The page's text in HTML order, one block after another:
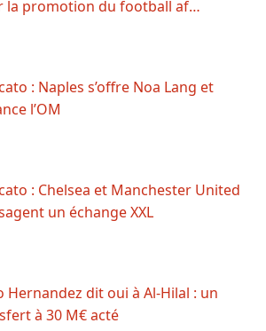
la promotion du football af…
: Naples s’offre Noa Lang et
l’OM
: Chelsea et Manchester United
un échange XXL
Hernandez dit oui à Al-Hilal : un
à 30 M€ acté